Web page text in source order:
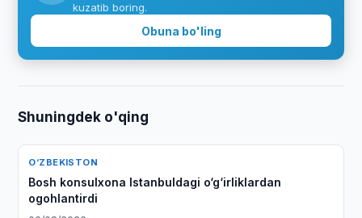
kuzatib boring.
Obuna bo'ling
Shuningdek o'qing
O‘ZBEKISTON
Bosh konsulxona Istanbuldagi o‘g‘irliklardan
ogohlantirdi